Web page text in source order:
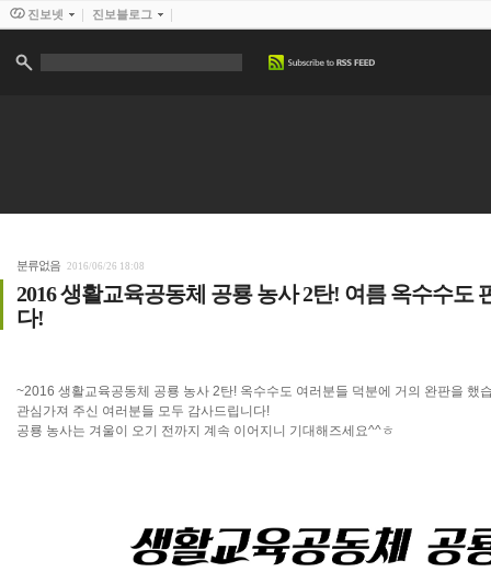
분류없음 2016/06/26 18:08
2016 생활교육공동체 공룡 농사 2탄! 여름 옥수수도
다!
~2016 생활교육공동체 공룡 농사 2탄! 옥수수도 여러분들 덕분에 거의 완판을 했
관심가져 주신 여러분들 모두 감사드립니다!
공룡 농사는 겨울이 오기 전까지 계속 이어지니 기대해즈세요^^ㅎ
진보넷 진보블로그